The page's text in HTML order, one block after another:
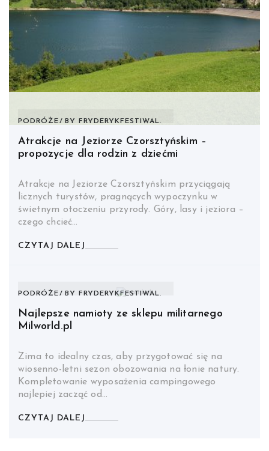
PODRÓŻE BY FRYDERYKFESTIWAL.
Atrakcje na Jeziorze Czorsztyńskim –
propozycje dla rodzin z dziećmi
Atrakcje na Jeziorze Czorsztyńskim przyciągają
licznych turystów, pragnących wypoczynku w
świetnym otoczeniu przyrody. Góry, lasy i jeziora –
czego chcieć…
CZYTAJ DALEJ
PODRÓŻE BY FRYDERYKFESTIWAL.
Najlepsze namioty ze sklepu militarnego
Milworld.pl
Zima to idealny czas, aby przygotować się na
wiosenno-letni sezon obozowania na łonie natury.
Kompletowanie wyposażenia campingowego
najlepiej zacząć od…
CZYTAJ DALEJ